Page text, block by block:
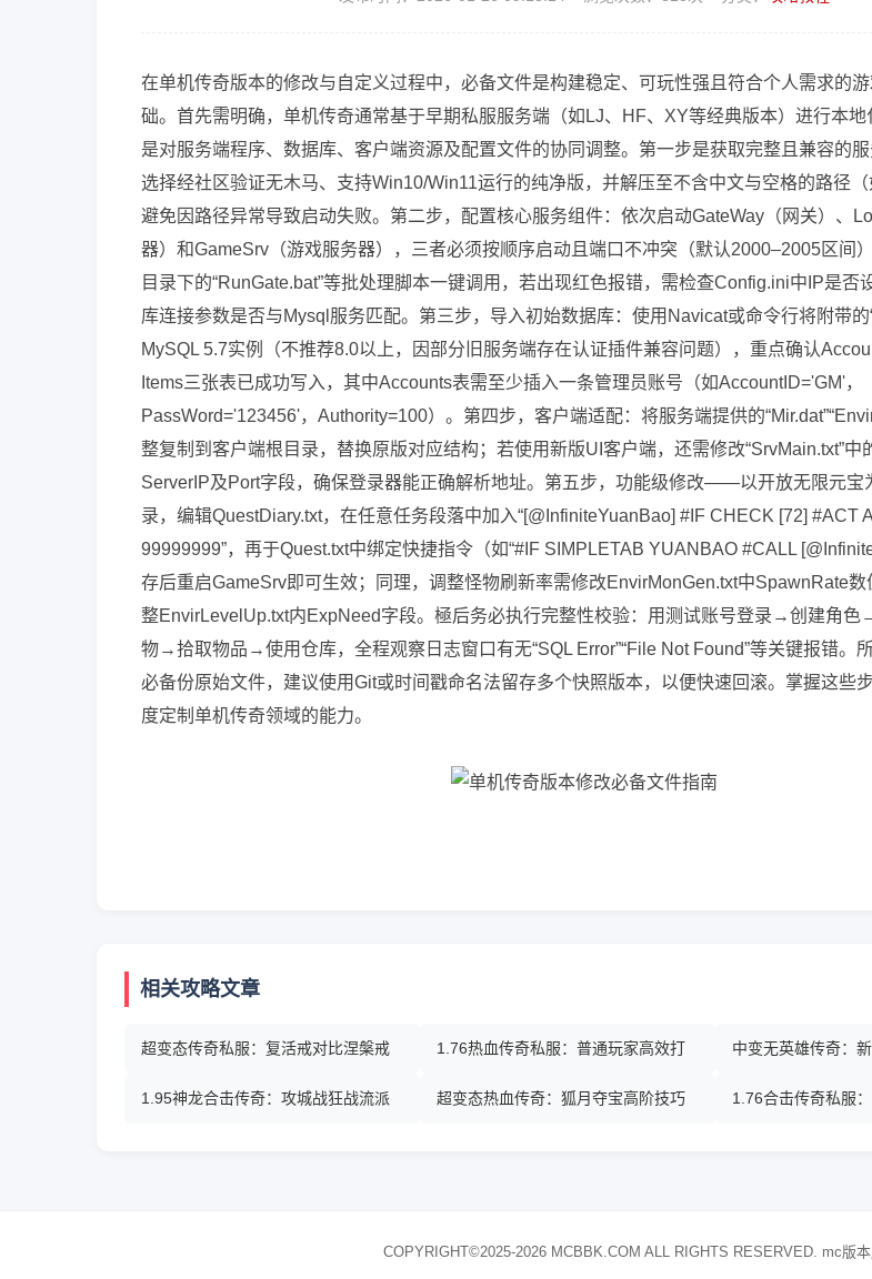
在单机传奇版本的修改与自定义过程中，必备文件是构建稳定、可玩性强且符合个人需求的
础。首先需明确，单机传奇通常基于早期私服服务端（如LJ、HF、XY等经典版本）进行本
是对服务端程序、数据库、客户端资源及配置文件的协同调整。第一步是获取完整且兼容的
选择经社区验证无木马、支持Win10/Win11运行的纯净版，并解压至不含中文与空格的路径（
避免因路径异常导致启动失败。第二步，配置核心服务组件：依次启动GateWay（网关）、
器）和GameSrv（游戏服务器），三者必须按顺序启动且端口不冲突（默认2000–2005区间
目录下的“RunGate.bat”等批处理脚本一键调用，若出现红色报错，需检查Config.ini中IP是否
库连接参数是否与Mysql服务匹配。第三步，导入初始数据库：使用Navicat或命令行将附带的
MySQL 5.7实例（不推荐8.0以上，因部分旧服务端存在认证插件兼容问题），重点确认
Items三张表已成功写入，其中Accounts表需至少插入一条管理员账号（如AccountID='GM'，
PassWord='123456'，Authority=100）。第四步，客户端适配：将服务端提供的
整复制到客户端根目录，替换原版对应结构；若使用新版UI客户端，还需修改“SrvMain.txt”中
ServerIP及Port字段，确保登录器能正确解析地址。第五步，功能级修改——以开放无限元宝
录，编辑QuestDiary.txt，在任意任务段落中加入“[@InfiniteYuanBao] #IF CHECK [72] #ACT
99999999”，再于Quest.txt中绑定快捷指令（如“#IF SIMPLETAB YUANBAO #CALL
存后重启GameSrv即可生效；同理，调整怪物刷新率需修改EnvirMonGen.txt中SpawnRate数
整EnvirLevelUp.txt内ExpNeed字段。極后务必执行完整性校验：用测试账号登录→创建角
物→拾取物品→使用仓库，全程观察日志窗口有无“SQL Error”“File Not Found”等关键报错。
必备份原始文件，建议使用Git或时间戳命名法留存多个快照版本，以便快速回滚。掌握这些
度定制单机传奇领域的能力。
相关攻略文章
超变态传奇私服：复活戒对比涅槃戒 1.76热血传奇私服：普通玩家高效打 中变无英雄传奇：
1.95神龙合击传奇：攻城战狂战流派 超变态热血传奇：狐月夺宝高阶技巧 1.76合击传奇私服
COPYRIGHT©2025-2026 MCBBK.COM ALL RIGHTS RESERVED. mc版